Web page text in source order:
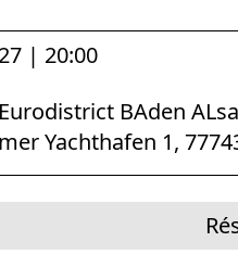
Services
| 20:00
BAden
Yachthafen 1,